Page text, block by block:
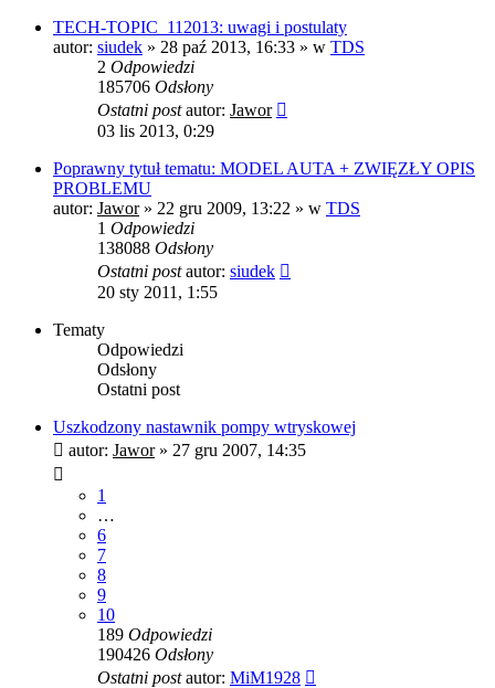
TECH-TOPIC_112013: uwagi i postulaty
autor: siudek » 28 paź 2013, 16:33 » w TDS
2 Odpowiedzi
185706 Odsłony
Ostatni postautor: Jawor
03 lis 2013, 0:29
Poprawny tytuł tematu: MODEL AUTA + ZWIĘZŁY OPIS
PROBLEMU
autor: Jawor» 22 gru 2009, 13:22 » w TDS
1 Odpowiedzi
138088 Odsłony
Ostatni postautor: siudek
20 sty 2011, 1:55
Tematy
Odpowiedzi
Odsłony
Ostatni post
Uszkodzony nastawnik pompy wtryskowej
autor: Jawor» 27 gru 2007, 14:35
1
…
6
7
8
9
10
189 Odpowiedzi
190426 Odsłony
Ostatni postautor: MiM1928